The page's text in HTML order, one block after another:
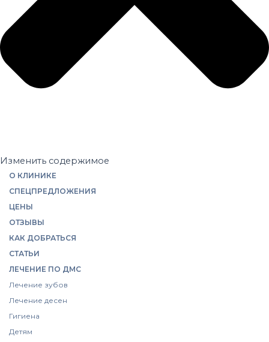
Изменить содержимое
О КЛИНИКЕ
СПЕЦПРЕДЛОЖЕНИЯ
ЦЕНЫ
ОТЗЫВЫ
КАК ДОБРАТЬСЯ
СТАТЬИ
ЛЕЧЕНИЕ ПО ДМС
Лечение зубов
Лечение десен
Гигиена
Детям